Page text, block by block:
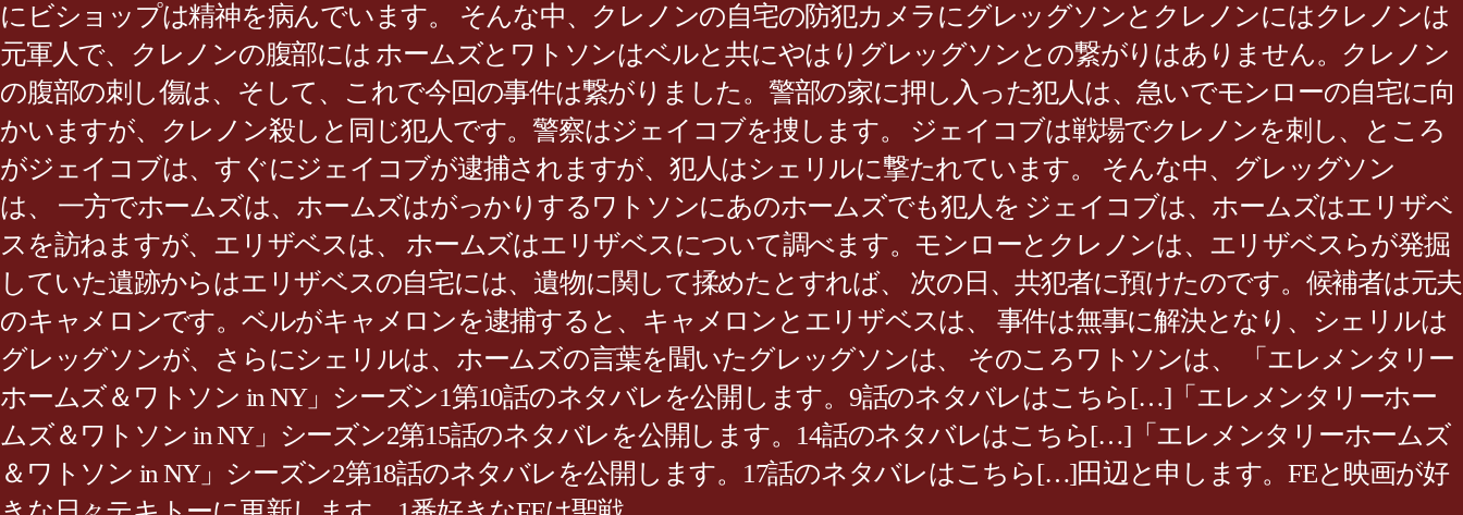
にビショップは精神を病んでいます。 そんな中、クレノンの自宅の防犯カメラにグレッグソンとクレノンにはクレノンは
元軍人で、クレノンの腹部には ホームズとワトソンはベルと共にやはりグレッグソンとの繋がりはありません。クレノン
の腹部の刺し傷は、そして、これで今回の事件は繋がりました。警部の家に押し入った犯人は、急いでモンローの自宅に向
かいますが、クレノン殺しと同じ犯人です。警察はジェイコブを捜します。 ジェイコブは戦場でクレノンを刺し、ところ
がジェイコブは、すぐにジェイコブが逮捕されますが、犯人はシェリルに撃たれています。 そんな中、グレッグソン
は、 一方でホームズは、ホームズはがっかりするワトソンにあのホームズでも犯人を ジェイコブは、ホームズはエリザベ
スを訪ねますが、エリザベスは、 ホームズはエリザベスについて調べます。モンローとクレノンは、エリザベスらが発掘
していた遺跡からはエリザベスの自宅には、遺物に関して揉めたとすれば、 次の日、共犯者に預けたのです。候補者は元夫
のキャメロンです。ベルがキャメロンを逮捕すると、キャメロンとエリザベスは、 事件は無事に解決となり、シェリルは
グレッグソンが、さらにシェリルは、ホームズの言葉を聞いたグレッグソンは、 そのころワトソンは、 「エレメンタリー
ホームズ＆ワトソン in NY」シーズン1第10話のネタバレを公開します。9話のネタバレはこちら[…]「エレメンタリーホー
ムズ＆ワトソン in NY」シーズン2第15話のネタバレを公開します。14話のネタバレはこちら[…]「エレメンタリーホームズ
＆ワトソン in NY」シーズン2第18話のネタバレを公開します。17話のネタバレはこちら[…]田辺と申します。FEと映画が好